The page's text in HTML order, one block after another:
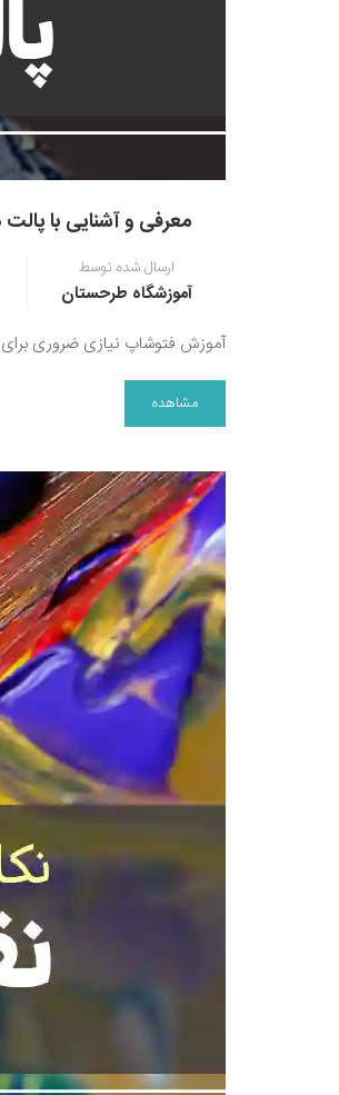
معرفی و آشنایی با
ارسال شده توسط
آموزشگاه طرحستان
آموزش فتوشاپ نیازی ضروری برای
مشاهده